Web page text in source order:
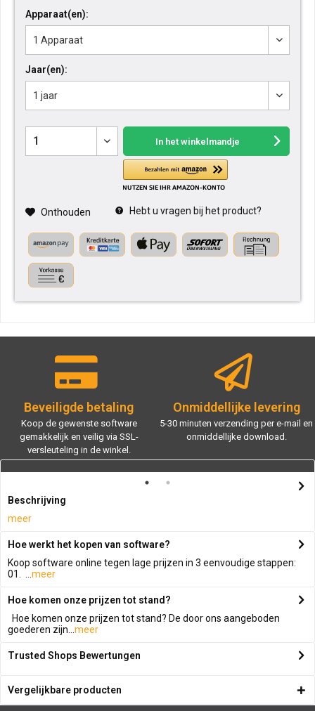
Apparaat(en):
Jaar(en):
In het winkelmandje
Onthouden Hebt u vragen bij het product?
Beveiligde betaling
Koop de gewenste software
gemakkelijk en veilig via SSL-
versleuteling in de winkel.
Onmiddellijke levering
5-30 minuten verzending per e-mail en
onmiddellijke download.
Beschrijving
meer
Hoe werkt het kopen van software?
Koop software online tegen lage prijzen in 3 eenvoudige stappen:
01. ... meer
Hoe komen onze prijzen tot stand?
Hoe komen onze prijzen tot stand? De door ons aangeboden
goederen zijn... meer
Trusted Shops Bewertungen
Vergelijkbare producten